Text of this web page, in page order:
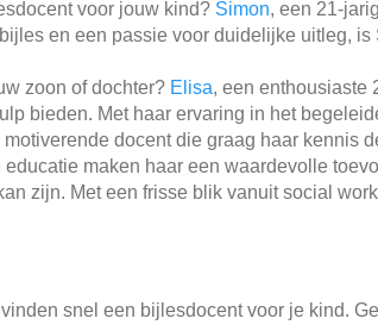
voor jouw kind? Simon, een 21-
en een passie voor duidelijke uitleg, is
zoon of dochter? Elisa, een enthousiaste
bieden. Met haar ervaring in het
docent die graag haar kennis
maken haar een waardevolle
zijn. Met een frisse blik vanuit social
snel een bijlesdocent voor je kind.